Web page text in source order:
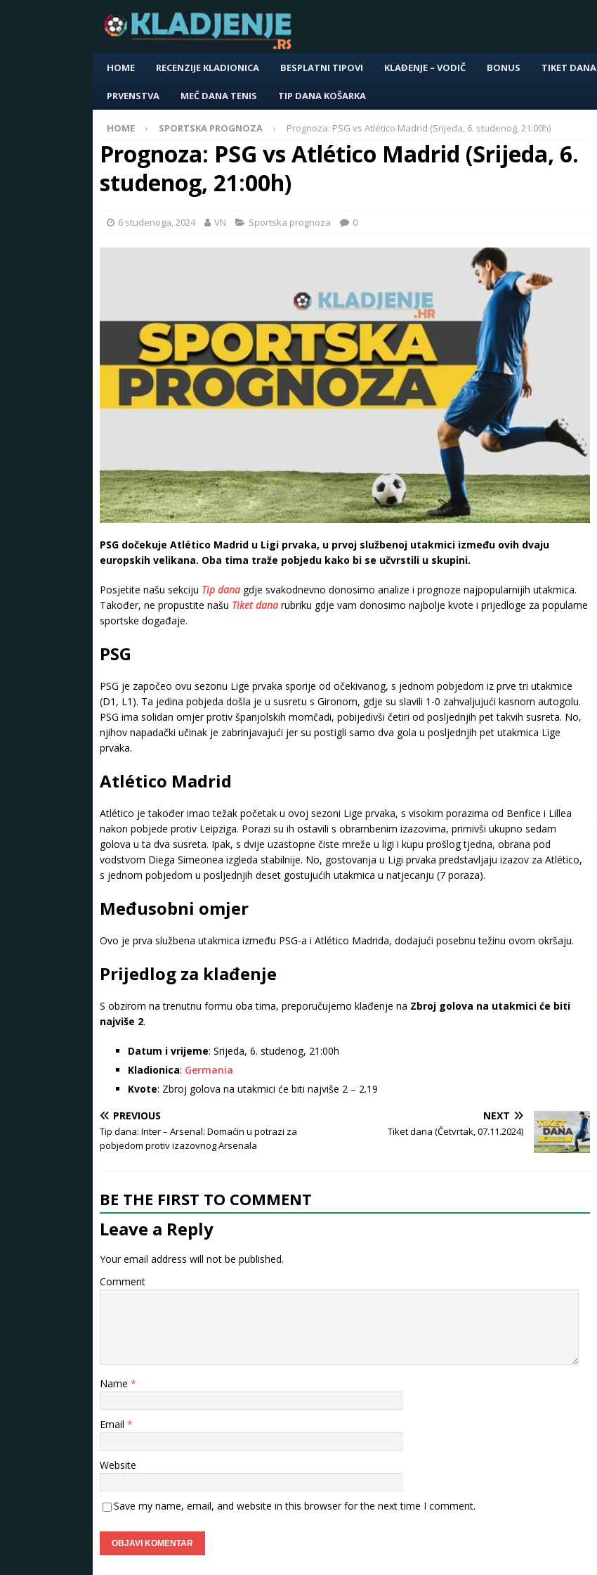
HOME RECENZIJE KLADIONICA BESPLATNI TIPOVI KLAĐENJE – VODIČ BONUS TIKET DANA
PRVENSTVA MEČ DANA TENIS TIP DANA KOŠARKA
HOME SPORTSKA PROGNOZA Prognoza: PSG vs Atlético Madrid (Srijeda, 6. studenog, 21:00h)
Prognoza: PSG vs Atlético Madrid (Srijeda, 6.
studenog, 21:00h)
6 studenoga, 2024 VN Sportska prognoza 0
PSG dočekuje Atlético Madrid u Ligi prvaka, u prvoj službenoj utakmici između ovih dvaju
europskih velikana. Oba tima traže pobjedu kako bi se učvrstili u skupini.
Posjetite našu sekciju Tip dana gdje svakodnevno donosimo analize i prognoze najpopularnijih utakmica.
Također, ne propustite našu Tiket dana rubriku gdje vam donosimo najbolje kvote i prijedloge za popularne
sportske događaje.
PSG
PSG je započeo ovu sezonu Lige prvaka sporije od očekivanog, s jednom pobjedom iz prve tri utakmice
(D1, L1). Ta jedina pobjeda došla je u susretu s Gironom, gdje su slavili 1-0 zahvaljujući kasnom autogolu.
PSG ima solidan omjer protiv španjolskih momčadi, pobijedivši četiri od posljednjih pet takvih susreta. No,
njihov napadački učinak je zabrinjavajući jer su postigli samo dva gola u posljednjih pet utakmica Lige
prvaka.
Atlético Madrid
Atlético je također imao težak početak u ovoj sezoni Lige prvaka, s visokim porazima od Benfice i Lillea
nakon pobjede protiv Leipziga. Porazi su ih ostavili s obrambenim izazovima, primivši ukupno sedam
golova u ta dva susreta. Ipak, s dvije uzastopne čiste mreže u ligi i kupu prošlog tjedna, obrana pod
vodstvom Diega Simeonea izgleda stabilnije. No, gostovanja u Ligi prvaka predstavljaju izazov za Atlético,
s jednom pobjedom u posljednjih deset gostujućih utakmica u natjecanju (7 poraza).
Međusobni omjer
Ovo je prva službena utakmica između PSG-a i Atlético Madrida, dodajući posebnu težinu ovom okršaju.
Prijedlog za klađenje
S obzirom na trenutnu formu oba tima, preporučujemo klađenje na Zbroj golova na utakmici će biti
najviše 2.
Datum i vrijeme: Srijeda, 6. studenog, 21:00h
Kladionica: Germania
Kvote: Zbroj golova na utakmici će biti najviše 2 – 2.19
PREVIOUS
Tip dana: Inter – Arsenal: Domaćin u potrazi za
pobjedom protiv izazovnog Arsenala
NEXT
Tiket dana (Četvrtak, 07.11.2024)
BE THE FIRST TO COMMENT
Leave a Reply
Your email address will not be published.
Comment
Name *
Email *
Website
Save my name, email, and website in this browser for the next time I comment.